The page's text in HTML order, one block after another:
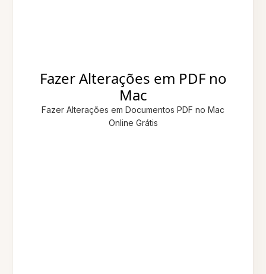
Fazer Alterações em PDF no
Mac
Fazer Alterações em Documentos PDF no Mac
Online Grátis